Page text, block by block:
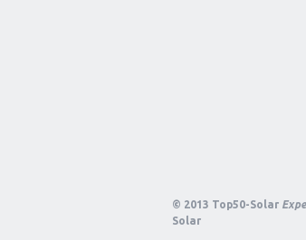
© 2013 Top50-Solar
Solar